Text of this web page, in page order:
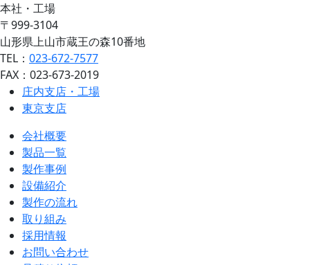
本社・工場
〒999-3104
山形県上山市蔵王の森10番地
TEL： 023-672-7577
FAX：023-673-2019
庄内支店・工場
東京支店
会社概要
製品一覧
製作事例
設備紹介
製作の流れ
取り組み
採用情報
お問い合わせ